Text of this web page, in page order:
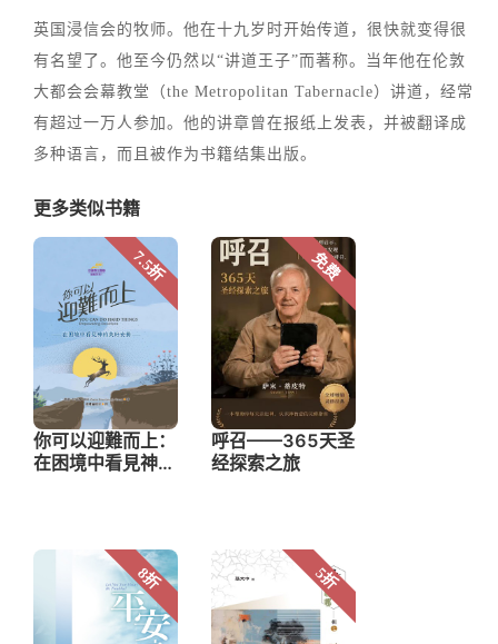
英国浸信会的牧师。他在十九岁时开始传道，很快就变得很
有名望了。他至今仍然以“讲道王子”而著称。当年他在伦敦
大都会会幕教堂（the Metropolitan Tabernacle）讲道，经常
有超过一万人参加。他的讲章曾在报纸上发表，并被翻译成
多种语言，而且被作为书籍结集出版。
更多类似书籍